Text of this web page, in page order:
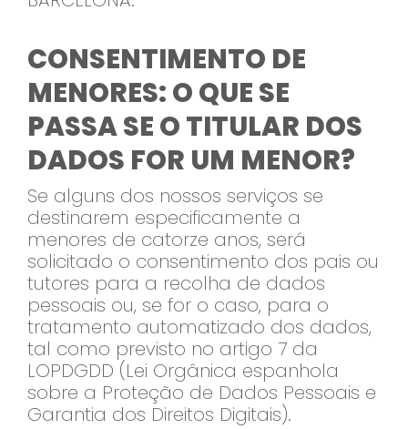
CONSENTIMENTO DE
MENORES: O QUE SE
PASSA SE O TITULAR DOS
DADOS FOR UM MENOR?
Se alguns dos nossos serviços se
destinarem especificamente a
menores de catorze anos, será
solicitado o consentimento dos pais ou
tutores para a recolha de dados
pessoais ou, se for o caso, para o
tratamento automatizado dos dados,
tal como previsto no artigo 7 da
LOPDGDD (Lei Orgânica espanhola
sobre a Proteção de Dados Pessoais e
Garantia dos Direitos Digitais).